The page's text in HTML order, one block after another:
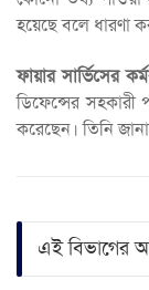
হয়েছে বলে ধারণা
ফায়ার সার্ভিসের
ডিফেন্সের সহকারী
করেছেন। তিনি
এই বিভাগের